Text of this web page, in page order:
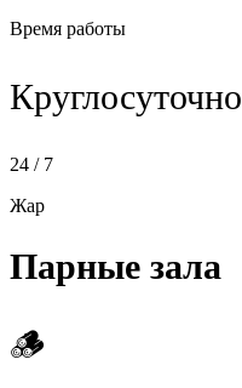
Время работы
Круглосуточно
24 / 7
Жар
Парные зала
🪵